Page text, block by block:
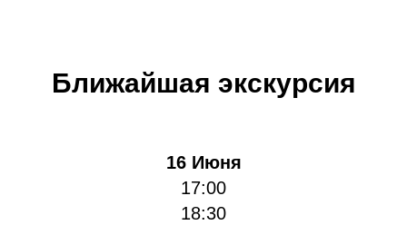
Ближайшая экскурсия
16 Июня
17:00
18:30